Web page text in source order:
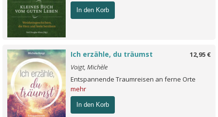
In den Korb
12,95 €
Ich erzähle, du träumst
Voigt, Michèle
Entspannende Traumreisen an ferne Orte
mehr
In den Korb